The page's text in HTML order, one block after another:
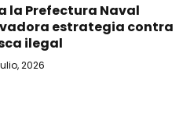
la Prefectura Naval
estrategia contra
ilegal
2026